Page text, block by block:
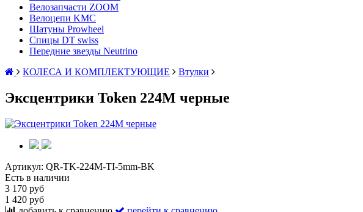
Велозапчасти ZOOM
Велоцепи KMC
Шатуны Prowheel
Спицы DT swiss
Передние звезды Neutrino
КОЛЕСА И КОМПЛЕКТУЮЩИЕ
Втулки
Эксцентрики Token 224M черные
Артикул: QR-TK-224M-TI-5mm-BK
Есть в наличии
3 170 руб
1 420 руб